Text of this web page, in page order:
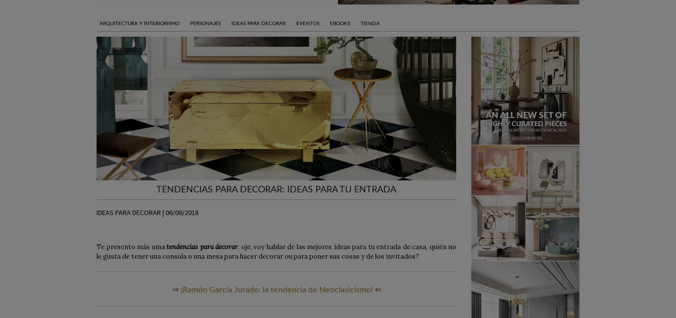
ARQUITECTURA Y INTERIORISMO PERSONAJES IDEAS PARA DECORAR EVENTOS EBOOKS TIENDA
TENDENCIAS PARA DECORAR: IDEAS PARA TU ENTRADA
IDEAS PARA DECORAR | 06/06/2018
Te presento más umatendencias para decorar, oje, voy hablar de las mejores ideas para tu entrada de casa, quién no
le gusta de tener una consola o una mesa para hacer decorar ou para poner sus cosas y de los invitados?
⇒ ¡Ramón Garcia Jurado: la tendencia de Neoclasicismo! ⇐